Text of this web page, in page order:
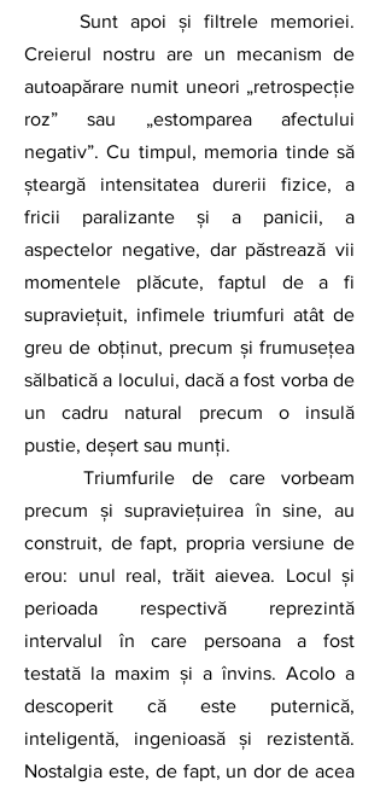
Creierul nostru are un mecanism de
autoapărare numit uneori „retrospecție
roz” sau „estomparea afectului
negativ”. Cu timpul, memoria tinde să
șteargă intensitatea durerii fizice, a
fricii paralizante și a panicii, a
aspectelor negative, dar păstrează vii
momentele plăcute, faptul de a fi
supraviețuit, infimele triumfuri atât de
greu de obţinut, precum și frumusețea
sălbatică a locului, dacă a fost vorba de
un cadru natural precum o insulă
pustie, deșert sau munți.
	Triumfurile de care vorbeam
precum şi supravieţuirea în sine, au
construit, de fapt, propria versiune de
erou: unul real, trăit aievea. Locul și
perioada respectivă reprezintă
intervalul în care persoana a fost
testată la maxim și a învins. Acolo a
descoperit că este puternică,
inteligentă, ingenioasă și rezistentă.
Nostalgia este, de fapt, un dor de acea